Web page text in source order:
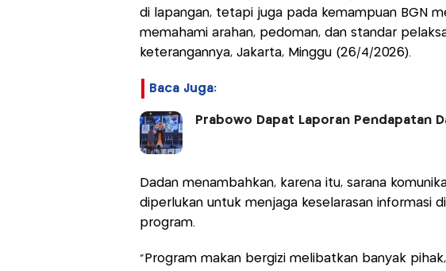
di lapangan, tetapi juga pada kemampuan BGN
memahami arahan, pedoman, dan standar
keterangannya, Jakarta, Minggu (26/4/2026).
Baca Juga:
Prabowo Dapat Laporan Pendapatan
Dadan menambahkan, karena itu, sarana
diperlukan untuk menjaga keselarasan informasi
program.
“Program makan bergizi melibatkan banyak